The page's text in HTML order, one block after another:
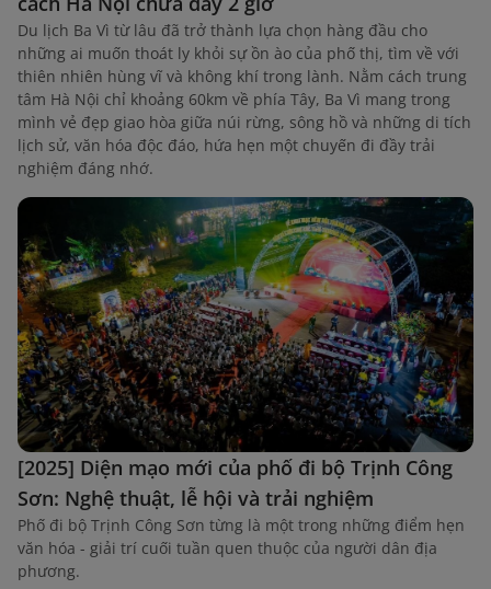
Du lịch Ba Vì từ lâu đã trở thành lựa chọn hàng đầu cho
những ai muốn thoát ly khỏi sự ồn ào của phố thị, tìm về với
thiên nhiên hùng vĩ và không khí trong lành. Nằm cách trung
tâm Hà Nội chỉ khoảng 60km về phía Tây, Ba Vì mang trong
mình vẻ đẹp giao hòa giữa núi rừng, sông hồ và những di tích
lịch sử, văn hóa độc đáo, hứa hẹn một chuyến đi đầy trải
nghiệm đáng nhớ.
[2025] Diện mạo mới của phố đi bộ Trịnh Công
Sơn: Nghệ thuật, lễ hội và trải nghiệm
Phố đi bộ Trịnh Công Sơn từng là một trong những điểm hẹn
văn hóa - giải trí cuối tuần quen thuộc của người dân địa
phương.